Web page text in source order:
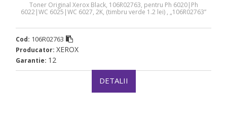
Toner Original Xerox Black, 106R02763, pentru Ph 6020|Ph
6022|WC 6025|WC 6027, 2K, (timbru verde 1.2 lei) , „106R02763”
Cod: 106R02763
Producator: XEROX
Garantie: 12
DETALII